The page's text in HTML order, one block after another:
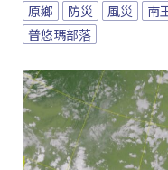
原鄉 防災 風災 南
普悠瑪部落